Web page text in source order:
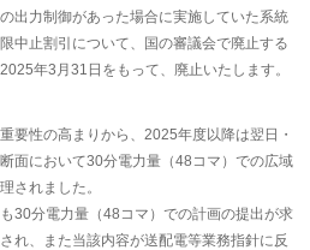
出力制御があった場合に実施していた系統
中止割引について、国の審議会で廃止する
年3月31日をもって、廃止いたします。
要性の高まりから、2025年度以降は翌日・
面において30分電力量（48コマ）での広域
されました。
30分電力量（48コマ）での計画の提出が求
れ、また当該内容が送配電等業務指針に反